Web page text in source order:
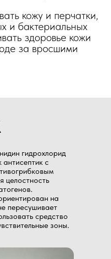
кожу и перчатки,
и бактериальных
здоровье кожи
за вросшими
гидрохлорид
антисептик с
целостность
на
пересушивает
средство
зоны.